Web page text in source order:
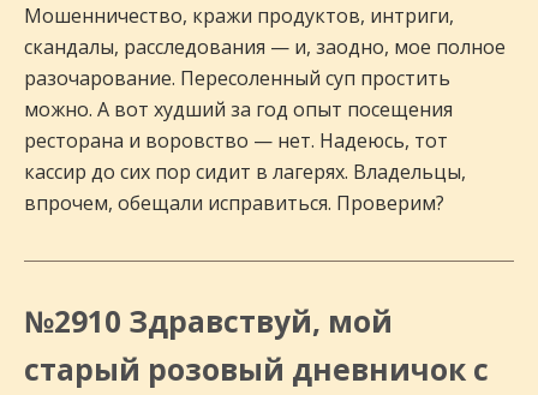
Мошенничество, кражи продуктов, интриги,
скандалы, расследования — и, заодно, мое полное
разочарование. Пересоленный суп простить
можно. А вот худший за год опыт посещения
ресторана и воровство — нет. Надеюсь, тот
кассир до сих пор сидит в лагерях. Владельцы,
впрочем, обещали исправиться. Проверим?
№2910 Здравствуй, мой
старый розовый дневничок с